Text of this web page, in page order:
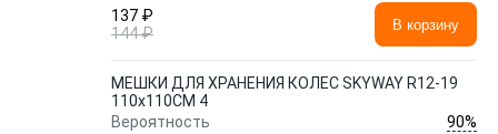
137 ₽
144 ₽
В корзину
МЕШКИ ДЛЯ ХРАНЕНИЯ КОЛЕС SKYWAY R12-19
110x110СМ 4
Вероятность
90%